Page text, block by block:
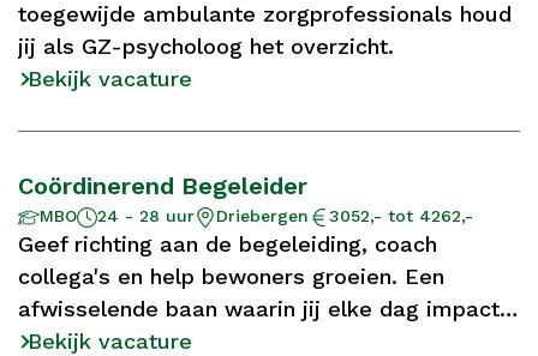
toegewijde ambulante zorgprofessionals houd
jij als GZ-psycholoog het overzicht.
Bekijk vacature
Coördinerend Begeleider
Opleidingsniveau
MBO
Aantal
uur
24 - 28 uur
Locatie Driebergen
Salaris 3052,- tot 4262,-
Geef richting aan de begeleiding, coach
collega's en help bewoners groeien. Een
afwisselende baan waarin jij elke dag impact
maakt.
Bekijk vacature